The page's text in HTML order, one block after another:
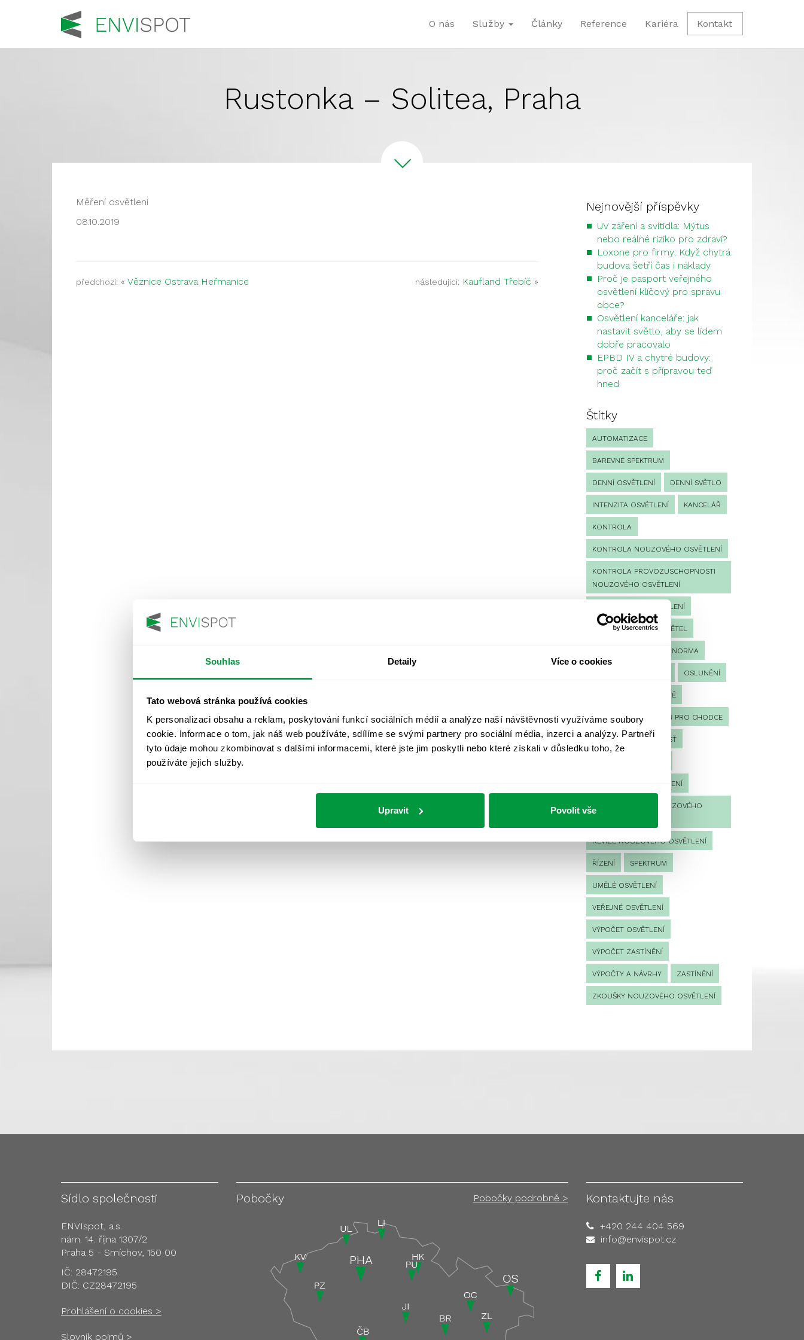
Souhlas Detaily Více o cookies
Tato webová stránka používá cookies
K personalizaci obsahu a reklam, poskytování funkcí sociálních médií a analýze naší návštěvnosti využíváme soubory
cookie. Informace o tom, jak náš web používáte, sdílíme se svými partnery pro sociální média, inzerci a analýzy. Partneři
tyto údaje mohou zkombinovat s dalšími informacemi, které jste jim poskytli nebo které získali v důsledku toho, že
používáte jejich služby.
Upravit Povolit vše
O nás Služby Články Reference Kariéra Kontakt
Rustonka – Solitea, Praha
Měření osvětlení
08.10.2019
předchozí: « Věznice Ostrava Heřmanice následující: Kaufland Třebíč »
Nejnovější příspěvky
UV záření a svítidla: Mýtus
nebo reálné riziko pro zdraví?
Loxone pro firmy: Když chytrá
budova šetří čas i náklady
Proč je pasport veřejného
osvětlení klíčový pro správu
obce?
Osvětlení kanceláře: jak
nastavit světlo, aby se lidem
dobře pracovalo
EPBD IV a chytré budovy:
proč začít s přípravou teď
hned
Štítky
AUTOMATIZACE
BAREVNÉ SPEKTRUM
DENNÍ OSVĚTLENÍ DENNÍ SVĚTLO
INTENZITA OSVĚTLENÍ KANCELÁŘ
KONTROLA
KONTROLA NOUZOVÉHO OSVĚTLENÍ
KONTROLA PROVOZUSCHOPNOSTI
NOUZOVÉHO OSVĚTLENÍ
LED NOUZOVÉ OSVĚTLENÍ
MĚŘENÍ MĚŘENÍ SVĚTEL
NORMA
OSLUNĚNÍ
OSVĚTLENÍ PRACOVIŠTĚ
OSVĚTLENÍ PŘECHODŮ PRO CHODCE
OSVĚTLENÍ SPORTOVIŠŤ
PROTIPANICKÉ OSVĚTLENÍ
PROVOZNÍ DENÍK NOUZOVÉHO
REVIZE NOUZOVÉHO OSVĚTLENÍ
ŘÍZENÍ SPEKTRUM
UMĚLÉ OSVĚTLENÍ
VEŘEJNÉ OSVĚTLENÍ
VÝPOČET OSVĚTLENÍ
VÝPOČET ZASTÍNĚNÍ
VÝPOČTY A NÁVRHY ZASTÍNĚNÍ
ZKOUŠKY NOUZOVÉHO OSVĚTLENÍ
Sídlo společnosti
ENVIspot, a.s.
nám. 14. října 1307/2
Praha 5 - Smíchov, 150 00
IČ: 28472195
DIČ: CZ28472195
Prohlášení o cookies >
Slovník pojmů >
Pobočky Pobočky podrobně > Kontaktujte nás
+420 244 404 569
info@envispot.cz